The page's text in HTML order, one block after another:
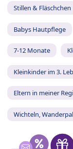
Stillen & Fläschchen
Babys Hautpflege
7-12 Monate
Kleinkinder im 3.
Eltern in meiner
Wichteln,